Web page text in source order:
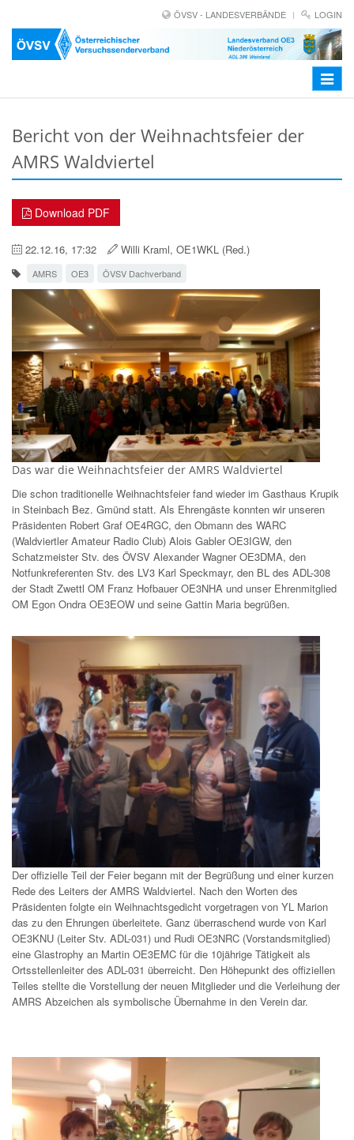
ÖVSV - LANDESVERBÄNDE LOGIN
Toggle
Bericht von der Weihnachtsfeier der
AMRS Waldviertel
Download PDF
22.12.16, 17:32 Willi Kraml, OE1WKL (Red.)
AMRS OE3 ÖVSV Dachverband
Das war die Weihnachtsfeier der AMRS Waldviertel
Die schon traditionelle Weihnachtsfeier fand wieder im Gasthaus Krupik
in Steinbach Bez. Gmünd statt. Als Ehrengäste konnten wir unseren
Präsidenten Robert Graf OE4RGC, den Obmann des WARC
(Waldviertler Amateur Radio Club) Alois Gabler OE3IGW, den
Schatzmeister Stv. des ÖVSV Alexander Wagner OE3DMA, den
Notfunkreferenten Stv. des LV3 Karl Speckmayr, den BL des ADL-308
der Stadt Zwettl OM Franz Hofbauer OE3NHA und unser Ehrenmitglied
OM Egon Ondra OE3EOW und seine Gattin Maria begrüßen.
Der offizielle Teil der Feier begann mit der Begrüßung und einer kurzen
Rede des Leiters der AMRS Waldviertel. Nach den Worten des
Präsidenten folgte ein Weihnachtsgedicht vorgetragen von YL Marion
das zu den Ehrungen überleitete. Ganz überraschend wurde von Karl
OE3KNU (Leiter Stv. ADL-031) und Rudi OE3NRC (Vorstandsmitglied)
eine Glastrophy an Martin OE3EMC für die 10jährige Tätigkeit als
Ortsstellenleiter des ADL-031 überreicht. Den Höhepunkt des offiziellen
Teiles stellte die Vorstellung der neuen Mitglieder und die Verleihung der
AMRS Abzeichen als symbolische Übernahme in den Verein dar.